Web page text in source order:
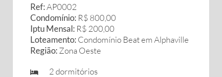
Ref:AP0002
Condomínio: R$ 800,00
Iptu Mensal: R$ 200,00
Loteamento: Condomínio Beat em Alphaville
Região: Zona Oeste
2 dormitórios